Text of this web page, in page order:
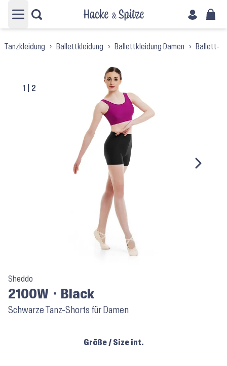
Hauptmenü öffnen
Tanzkleidung › Ballettkleidung › Ballettkleidung Damen › Ballett-
1 2
Sheddo
2100W ⬝ Black
Schwarze Tanz-Shorts für Damen
Größe / Size int.